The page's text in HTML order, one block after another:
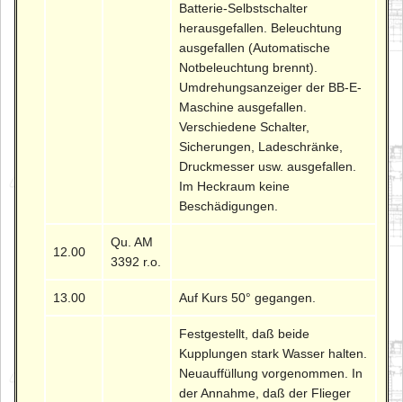
Batterie-Selbstschalter
herausgefallen. Beleuchtung
ausgefallen (Automatische
Notbeleuchtung brennt).
Umdrehungsanzeiger der BB-E-
Maschine ausgefallen.
Verschiedene Schalter,
Sicherungen, Ladeschränke,
Druckmesser usw. ausgefallen.
Im Heckraum keine
Beschädigungen.
12.00
Qu. AM
3392 r.o.
13.00 Auf Kurs 50° gegangen.
Festgestellt, daß beide
Kupplungen stark Wasser halten.
Neuauffüllung vorgenommen. In
der Annahme, daß der Flieger